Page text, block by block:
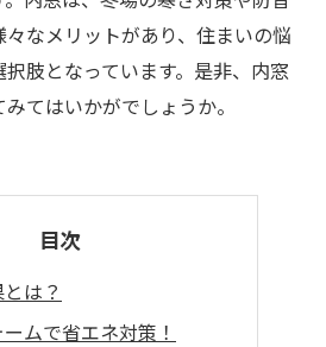
なメリットがあり、住まいの悩
肢となっています。是非、内窓
てはいかがでしょうか。
目次
は？
ムで省エネ対策！